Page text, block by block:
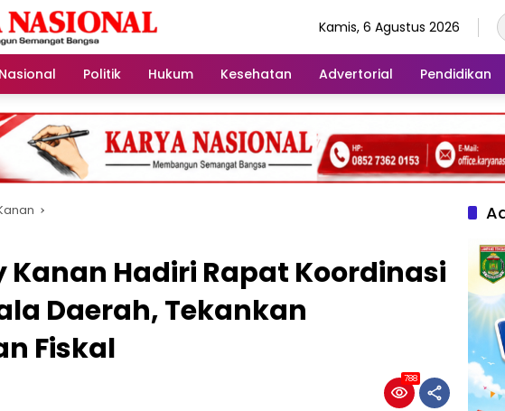
Kamis, 6 Agustus 2026
Nasional Politik Hukum Kesehatan Advertorial Pendidikan
Kanan Hadiri Rapat Koordinasi
Daerah, Tekankan
Fiskal
788